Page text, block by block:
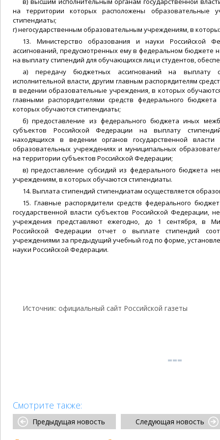
на территории которых расположены образовательные
стипендиаты;
г) негосударственным образовательным учреждениям, в
13. Министерство образования и науки Российской
ассигнований, предусмотренных ему в федеральном бюджете
на выплату стипендий для обучающихся лиц и студентов,
а) передачу бюджетных ассигнований на выплату
исполнительной власти, другим главным распорядителям
в ведении образовательные учреждения, в которых
главными распорядителями средств федерального
которых обучаются стипендиаты;
б) предоставление из федерального бюджета иных
субъектов Российской Федерации на выплату
находящихся в ведении органов государственной
образовательных учреждениях и муниципальных
на территории субъектов Российской Федерации;
в) предоставление субсидий из федерального бюджета
учреждениям, в которых обучаются стипендиаты.
14. Выплата стипендий стипендиатам осуществляется
15. Главные распорядители средств федерального
государственной власти субъектов Российской Федерации,
учреждения представляют ежегодно, до 1 сентября, в
Российской Федерации отчет о выплате стипендий
учреждениями за предыдущий учебный год по форме,
науки Российской Федерации.
Источник: официальный сайт Российской газеты
Смотрите также:
Предыдущая новость Следующая новость